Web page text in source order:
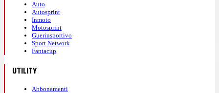
Auto
Autosprint
Inmoto
Motosprint
Guerinsportivo
Sport Network
Fantacup
UTILITY
Abbonamenti